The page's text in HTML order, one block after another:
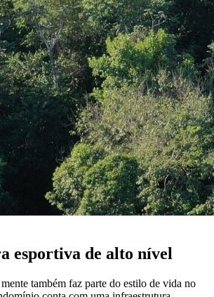
esportiva de alto nível
também faz parte do estilo de vida no